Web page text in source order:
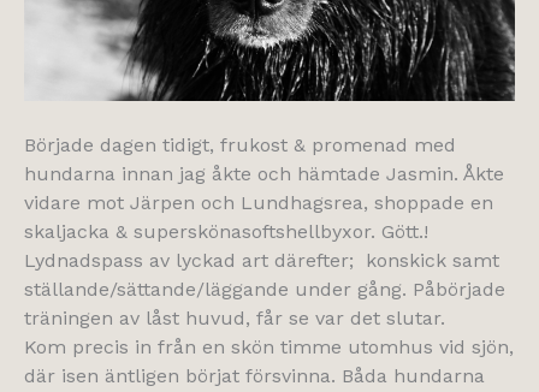
Började dagen tidigt, frukost & promenad med
hundarna innan jag åkte och hämtade Jasmin. Åkte
vidare mot Järpen och Lundhagsrea, shoppade en
skaljacka & superskönasoftshellbyxor. Gött.!
Lydnadspass av lyckad art därefter; konskick samt
ställande/sättande/läggande under gång. Påbörjade
träningen av låst huvud, får se var det slutar.
Kom precis in från en skön timme utomhus vid sjön,
där isen äntligen börjat försvinna. Båda hundarna